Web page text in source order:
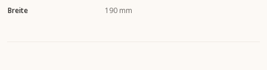
Breite 190 mm